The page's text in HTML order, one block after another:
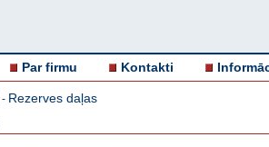
Par firmu Kontakti
- Rezerves daļas